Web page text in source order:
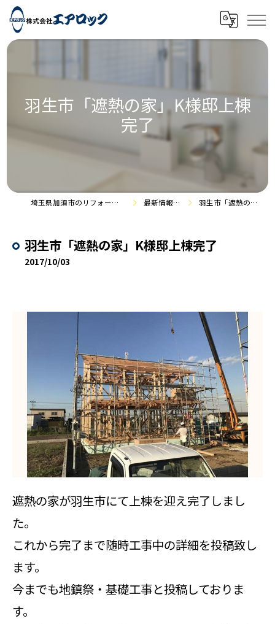
羽生市「遮熱の家」K様邸上棟
完了
埼玉県加須市のリフォームなら株式会社エアロック 最新情報・施工事例 羽生市「遮熱の家」K様邸上棟完了
羽生市「遮熱の家」K様邸上棟完了
2017/10/03
遮熱の家が羽生市にて上棟を迎え完了しまし
た。
これから完了まで随時工事中の詳細を投稿致し
ます。
今までも地鎮祭・基礎工事と投稿しておりま
す。